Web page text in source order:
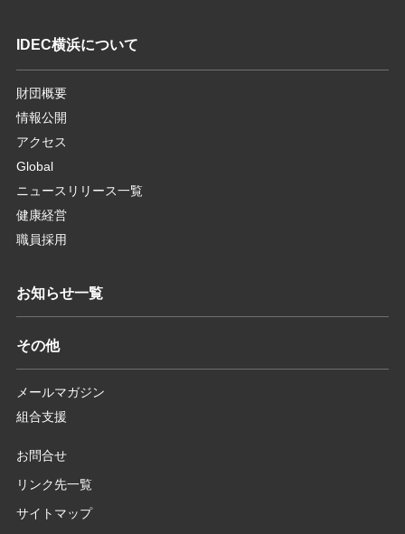
IDEC横浜について
財団概要
情報公開
アクセス
Global
ニュースリリース一覧
健康経営
職員採用
お知らせ一覧
その他
メールマガジン
組合支援
お問合せ
リンク先一覧
サイトマップ